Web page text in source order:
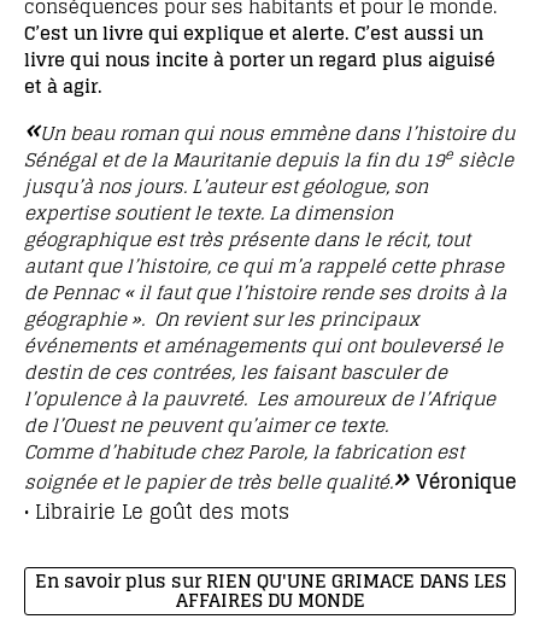
C’est un livre qui explique et alerte. C’est aussi un
livre qui nous incite à porter un regard plus aiguisé
et à agir.
«Un beau roman qui nous emmène dans l’histoire du
Sénégal et de la Mauritanie depuis la fin du 19e siècle
jusqu’à nos jours. L’auteur est géologue, son
expertise soutient le texte. La dimension
géographique est très présente dans le récit, tout
autant que l’histoire, ce qui m’a rappelé cette phrase
de Pennac « il faut que l’histoire rende ses droits à la
géographie ». On revient sur les principaux
événements et aménagements qui ont bouleversé le
destin de ces contrées, les faisant basculer de
l’opulence à la pauvreté. Les amoureux de l’Afrique
de l’Ouest ne peuvent qu’aimer ce texte.
Comme d’habitude chez Parole, la fabrication est
soignée et le papier de très belle qualité.»Véronique
• Librairie Le goût des mots
En savoir plus sur RIEN QU'UNE GRIMACE DANS LES
AFFAIRES DU MONDE